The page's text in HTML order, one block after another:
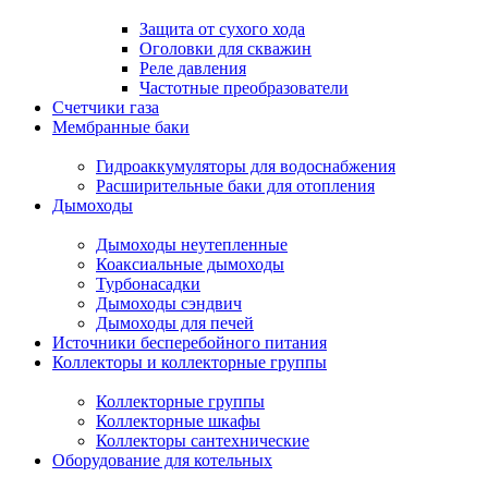
Защита от сухого хода
Оголовки для скважин
Реле давления
Частотные преобразователи
Счетчики газа
Мембранные баки
Гидроаккумуляторы для водоснабжения
Расширительные баки для отопления
Дымоходы
Дымоходы неутепленные
Коаксиальные дымоходы
Турбонасадки
Дымоходы сэндвич
Дымоходы для печей
Источники бесперебойного питания
Коллекторы и коллекторные группы
Коллекторные группы
Коллекторные шкафы
Коллекторы сантехнические
Оборудование для котельных